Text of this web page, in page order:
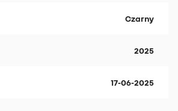
Czarny
2025
17-06-2025